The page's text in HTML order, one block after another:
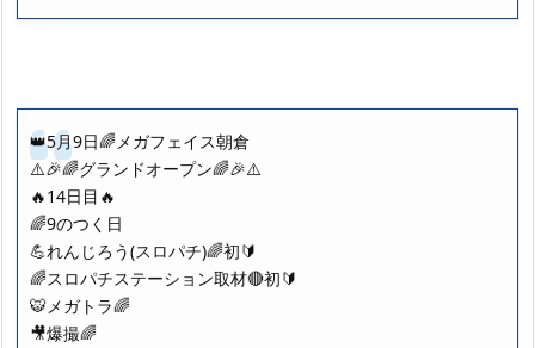
👑5月9日🌈メガフェイス朝倉
⚠️🎉🌈グランドオープン🌈🎉⚠️
🔥14日目🔥
🌈9のつく日
💪れんじろう(スロパチ)🌈初🔰
🌈スロパチステーション取材🔴初🔰
🐯メガトラ🌈
🎥爆撮🌈